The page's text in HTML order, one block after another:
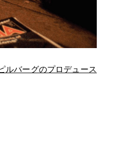
ルバーグのプロデュース